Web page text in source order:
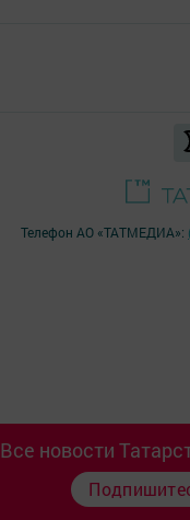
Все новости
Телефон АО «ТАТМЕДИА»: